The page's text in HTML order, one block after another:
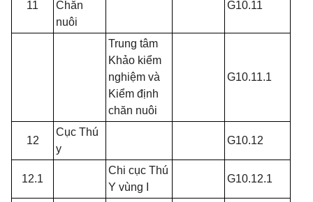
11
Chăn
nuôi
G10.11
Trung tâm
Khảo kiểm
nghiệm và
Kiểm định
chăn nuôi
G10.11.1
12
Cục Thú
y
G10.12
12.1
Chi cục Thú
Y vùng I
G10.12.1